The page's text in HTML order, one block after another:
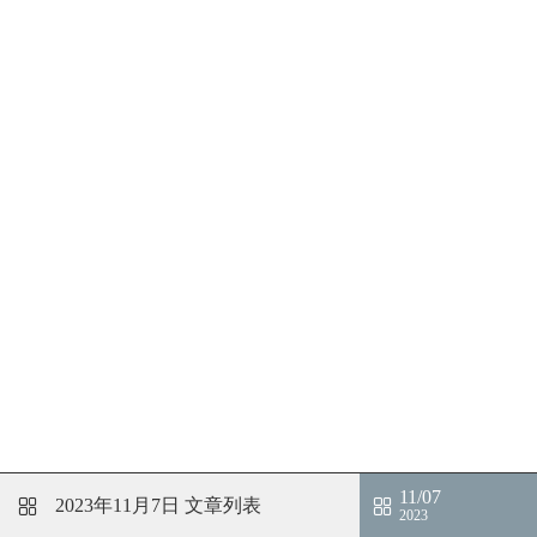
2023年11月7日 文章列表 11/07
2023